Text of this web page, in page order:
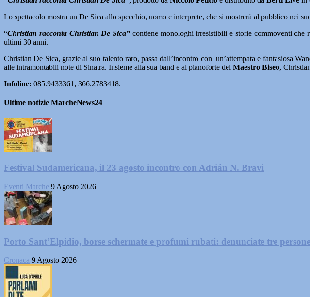
Lo spettacolo mostra un De Sica allo specchio, uomo e interprete, che si mostrerà al pubblico nei
“Christian racconta Christian De Sica” contiene monologhi irresistibili e storie commoventi che
ultimi 30 anni.
Christian De Sica, grazie al suo talento raro, passa dall’incontro con un’attempata e fantasiosa
alle intramontabili note di Sinatra. Insieme alla sua band e al pianoforte del Maestro Biseo,
Infoline: 085.9433361; 366.2783418.
Ultime notizie MarcheNews24
Festival Sudamericana, il 23 agosto incontro con Adrián N. Bravi
Eventi Marche 9 Agosto 2026
Porto Sant’Elpidio, borse schermate e profumi rubati: denunciate tre persone
Cronaca 9 Agosto 2026